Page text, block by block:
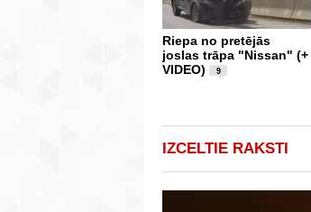
Riepa no pretējās
joslas trāpa "Nissan" (+
VIDEO)
9
IZCELTIE RAKSTI